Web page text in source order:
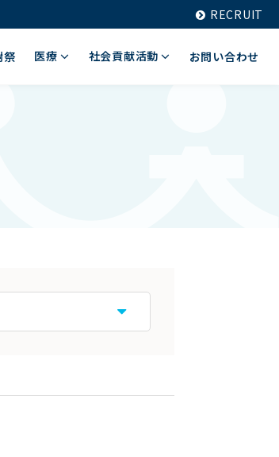
RECRUIT
祭 医療 社会貢献活動 お問い合わせ